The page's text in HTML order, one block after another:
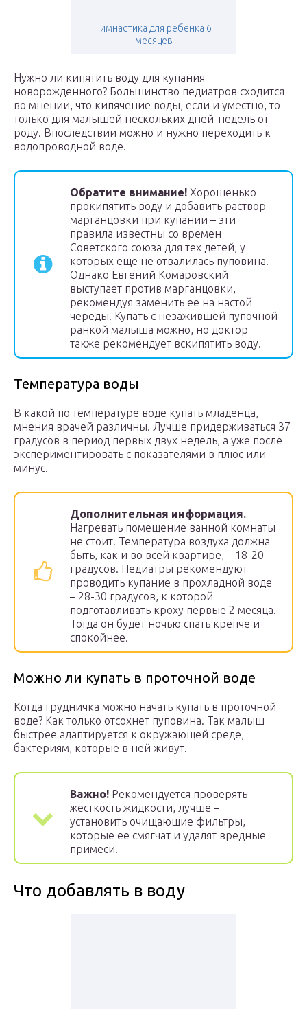
Гимнастика для ребенка 6
месяцев
Нужно ли кипятить воду для купания
новорожденного? Большинство педиатров сходится
во мнении, что кипячение воды, если и уместно, то
только для малышей нескольких дней-недель от
роду. Впоследствии можно и нужно переходить к
водопроводной воде.
Обратите внимание! Хорошенько
прокипятить воду и добавить раствор
марганцовки при купании – эти
правила известны со времен
Советского союза для тех детей, у
которых еще не отвалилась пуповина.
Однако Евгений Комаровский
выступает против марганцовки,
рекомендуя заменить ее на настой
череды. Купать с незажившей пупочной
ранкой малыша можно, но доктор
также рекомендует вскипятить воду.
Температура воды
В какой по температуре воде купать младенца,
мнения врачей различны. Лучше придерживаться 37
градусов в период первых двух недель, а уже после
экспериментировать с показателями в плюс или
минус.
Дополнительная информация.
Нагревать помещение ванной комнаты
не стоит. Температура воздуха должна
быть, как и во всей квартире, – 18-20
градусов. Педиатры рекомендуют
проводить купание в прохладной воде
– 28-30 градусов, к которой
подготавливать кроху первые 2 месяца.
Тогда он будет ночью спать крепче и
спокойнее.
Можно ли купать в проточной воде
Когда грудничка можно начать купать в проточной
воде? Как только отсохнет пуповина. Так малыш
быстрее адаптируется к окружающей среде,
бактериям, которые в ней живут.
Важно! Рекомендуется проверять
жесткость жидкости, лучше –
установить очищающие фильтры,
которые ее смягчат и удалят вредные
примеси.
Что добавлять в воду